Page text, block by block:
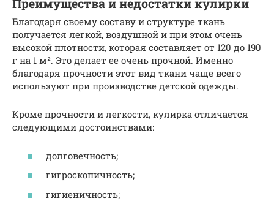
Преимущества и недостатки кулирки
Благодаря своему составу и структуре ткань
получается легкой, воздушной и при этом очень
высокой плотности, которая составляет от 120 до 190
г на 1 м². Это делает ее очень прочной. Именно
благодаря прочности этот вид ткани чаще всего
используют при производстве детской одежды.
Кроме прочности и легкости, кулирка отличается
следующими достоинствами:
долговечность;
гигроскопичность;
гигиеничность;